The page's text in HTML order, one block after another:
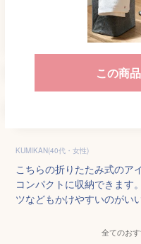
この商
KUMIKAN(40代・女性)
こちらの折りたたみ式のア
コンパクトに収納できます
ツなどもかけやすいのがい
全てのお